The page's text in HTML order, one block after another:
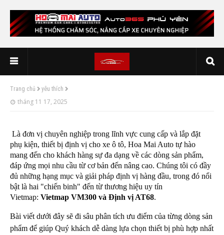
Trang chủ yêu thích
tháng 11 17, 2025
Là đơn vị chuyên nghiệp trong lĩnh vực cung cấp và lắp đặt
phụ kiện, thiết bị định vị cho xe ô tô, Hoa Mai Auto tự hào
mang đến cho khách hàng sự đa dạng về các dòng sản phẩm,
đáp ứng mọi nhu cầu từ cơ bản đến nâng cao. Chúng tôi có đầy
đủ những hạng mục và giải pháp định vị hàng đầu, trong đó nổi
bật là hai "chiến binh" đến từ thương hiệu uy tín
Vietmap: Vietmap VM300 và Định vị AT68.
Bài viết dưới đây sẽ đi sâu phân tích ưu điểm của từng dòng sản
phẩm để giúp Quý khách dễ dàng lựa chọn thiết bị phù hợp nhất